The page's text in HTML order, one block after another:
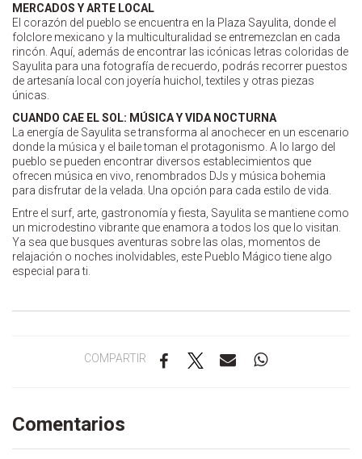
MERCADOS Y ARTE LOCAL
El corazón del pueblo se encuentra en la Plaza Sayulita, donde el
folclore mexicano y la multiculturalidad se entremezclan en cada
rincón. Aquí, además de encontrar las icónicas letras coloridas de
Sayulita para una fotografía de recuerdo, podrás recorrer puestos
de artesanía local con joyería huichol, textiles y otras piezas
únicas.
CUANDO CAE EL SOL: MÚSICA Y VIDA NOCTURNA
La energía de Sayulita se transforma al anochecer en un escenario
donde la música y el baile toman el protagonismo. A lo largo del
pueblo se pueden encontrar diversos establecimientos que
ofrecen música en vivo, renombrados DJs y música bohemia
para disfrutar de la velada. Una opción para cada estilo de vida.
Entre el surf, arte, gastronomía y fiesta, Sayulita se mantiene como
un microdestino vibrante que enamora a todos los que lo visitan.
Ya sea que busques aventuras sobre las olas, momentos de
relajación o noches inolvidables, este Pueblo Mágico tiene algo
especial para ti.
COMPARTIR
Comentarios